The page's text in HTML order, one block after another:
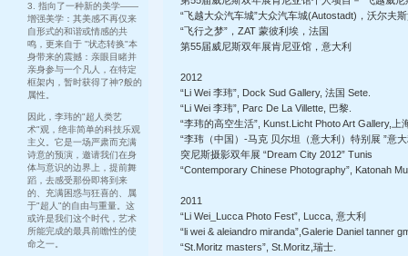
3. 指向了一种新的美学——
增强美学：其美感不再仅来
自形式的和谐或情感的共
鸣，更来自于 "状态转换"本
身带来的震撼：亲眼目睹并
亲身参与一个凡人，在特定
框架内，暂时获得了神?般的
属性。
因此，李玮的"超人类艺
术"观，绝非简单的科技乐观
主义。它是一场严肃而充满
诗意的预演，邀请我们在身
体与意识的边界上，提前舞
蹈，去感受那份即将到来
的、充满困惑与狂喜的、属
于"超人"的自由与重量。这
或许是我们这个时代，艺术
所能完成的最具前瞻性的使
命之一。
“飞越大众汽车城”大众汽车城(Autostadt)，沃尔夫
“飞行之梦”，ZAT 蒙彼利埃，法国
第55届威尼斯双年展肯尼亚馆，意大利
2012
“Li Wei 李玮”, Dock Sud Gallery, 法国 Sete.
“Li Wei 李玮”, Parc De La Villette, 巴黎.
“李玮的高空生活”, Kunst.Licht Photo Art Gallery,上
“李玮（中国）-马克 贝尔坦（意大利）特别展 ”意
突尼斯摄影双年展 “Dream City 2012” Tunis
“Contemporary Chinese Photography”, Katonah
2011
“Li Wei_Lucca Photo Fest”, Lucca, 意大利
“li wei & aleiandro miranda”,Galerie Daniel tanner
“St.Moritz masters”, St.Moritz,瑞士.